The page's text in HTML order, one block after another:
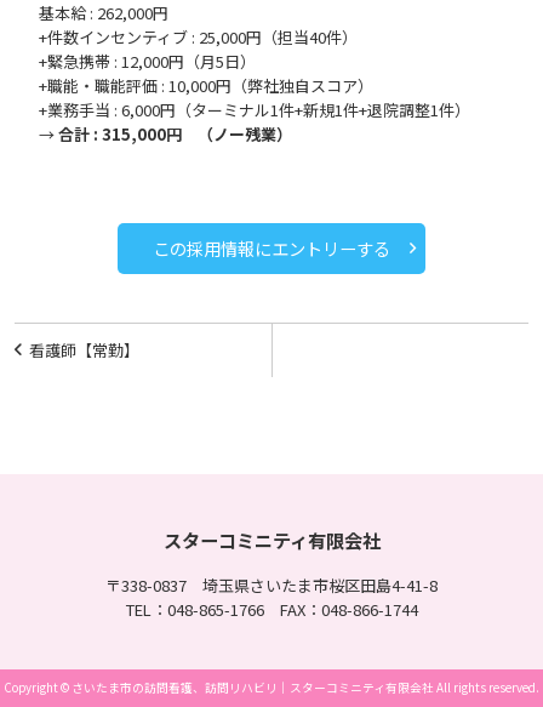
基本給 : 262,000円
+件数インセンティブ : 25,000円（担当40件）
+緊急携帯 : 12,000円（月5日）
+職能・職能評価 : 10,000円（弊社独自スコア）
+業務手当 : 6,000円（ターミナル1件+新規1件+退院調整1件）
→合計 : 315,000円 （ノー残業）
この採用情報にエントリーする
投看護師【常勤】
スターコミニティ有限会社
〒338-0837 埼玉県さいたま市桜区田島4-41-8
TEL：048-865-1766 FAX：048-866-1744
Copyright © さいたま市の訪問看護、訪問リハビリ｜スターコミニティ有限会社 All rights reserved.